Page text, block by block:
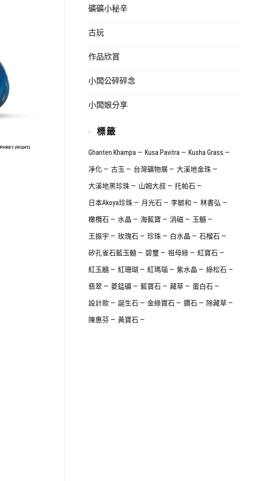
礦礦小秘辛
古玩
作品欣賞
小闆公碎碎念
小闆娘分享
標籤
Ghanten Khampa Kusa Pavitra Kusha Grass
凈化 古玉 台灣礦物展 大溪地金珠
大溪地黑珍珠 山姆大叔 托帕石
日本Akoya珍珠 月光石 李毓和 林書弘
橄欖石 水晶 海藍寶 消磁 玉髓
王振宇 玫瑰石 珍珠 白水晶 石榴石
矽孔雀石藍玉髓 碧璽 祖母綠 紅寶石
紅玉髓 紅珊瑚 紅瑪瑙 紫水晶 綠松石
翡翠 菱錳礦 藍寶石 藏草 蛋白石
設計款 誕生石 金綠寶石 鑽石 除藏草
陳惠芬 黃寶石